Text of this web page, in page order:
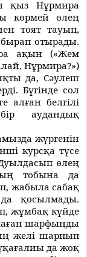
қыз Нұрмира
көрмей өлең
тоят тауып,
отырады.
ақын («Жем
Нұрмира?»)
да, Сәулеш
Бүгiнде сол
алған белгiлi
аудандық
жүргенiн
курсқа түсе
өлең
тобына да
жабыла сабақ
қосылмады.
жұмбақ күйде
шарфыңды
желі шарпып
да жоқ